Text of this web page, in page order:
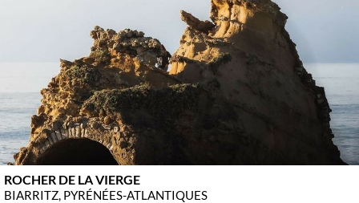
ROCHER DE LA VIERGE
BIARRITZ, PYRÉNÉES-ATLANTIQUES